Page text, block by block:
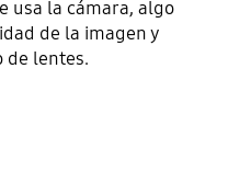
usa la cámara, algo
de la imagen y
de lentes.